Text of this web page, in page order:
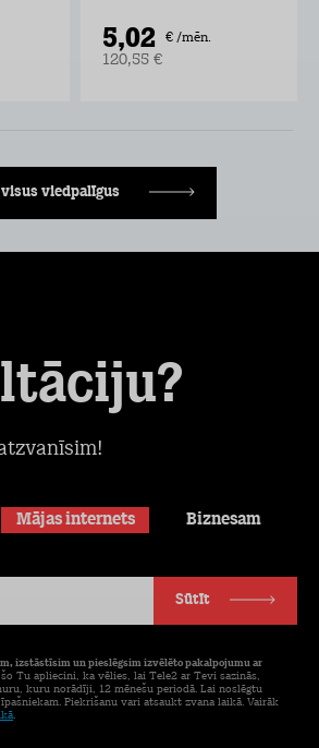
5,02 € /mēn.
120,55 €
viedpalīgus
Mājas internets Biznesam
Sūtīt
izstāstīsim un pieslēgsim izvēlēto pakalpojumu ar
Tu apliecini, ka vēlies, lai Tele2 ar Tevi sazinās,
kuru norādīji, 12 mēnešu periodā. Lai noslēgtu
Piekrišanu vari atsaukt zvana laikā. Vairāk
.